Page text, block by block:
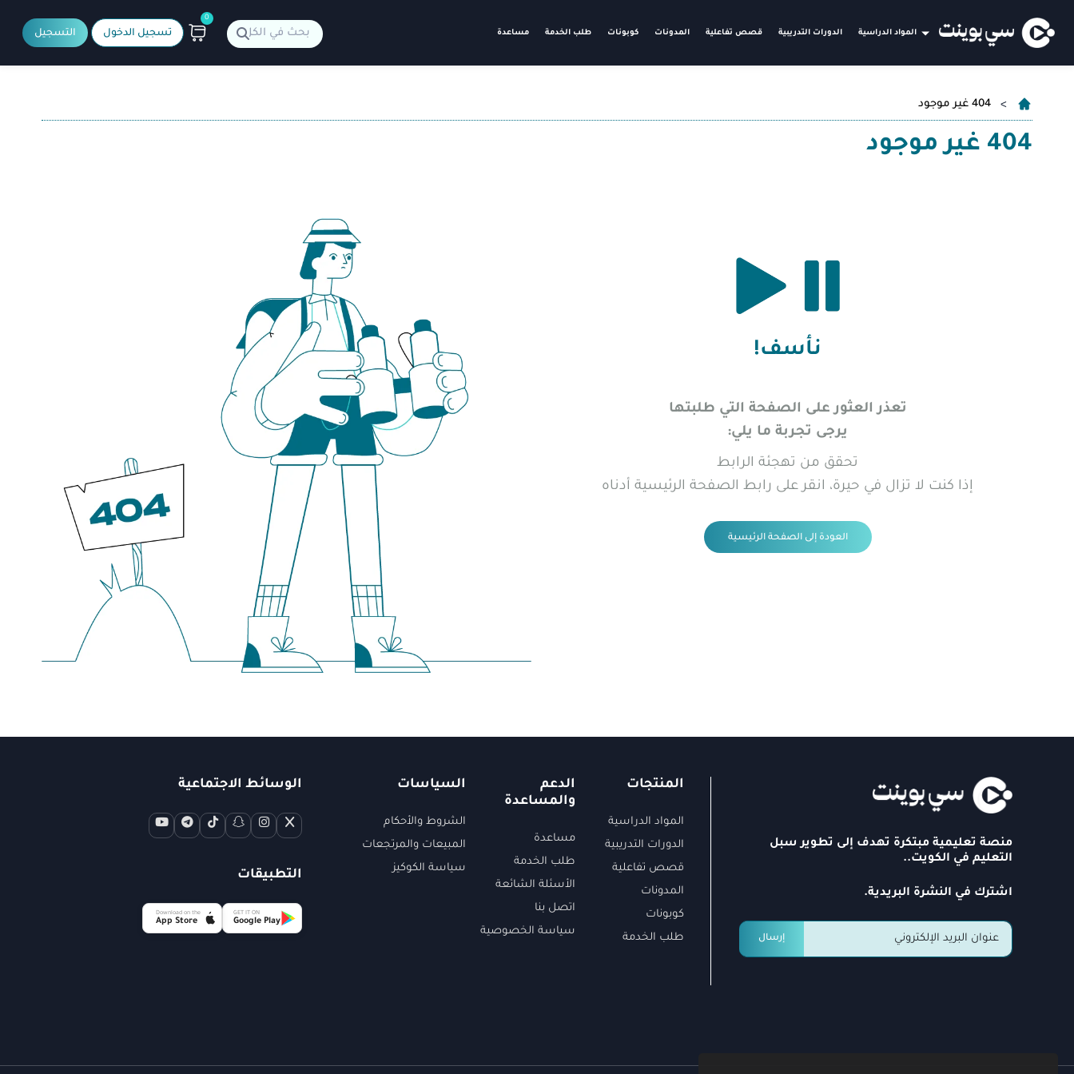
المواد الدراسية الدورات التدريبية قصص تفاعلية المدونات كوبونات طلب الخدمة مساعدة
0
تسجيل الدخول التسجيل
404 غير موجود
404 غير موجود
نأسف!
تعذر العثور على الصفحة التي طلبتها
يرجى تجربة ما يلي:
تحقق من تهجئة الرابط
إذا كنت لا تزال في حيرة، انقر على رابط الصفحة الرئيسية أدناه
العودة إلى الصفحة الرئيسية
منصة تعليمية مبتكرة تهدف إلى تطوير سبل
التعليم في الكويت..
اشترك في النشرة البريدية.
إرسال
المنتجات
المواد الدراسية
الدورات التدريبية
قصص تفاعلية
المدونات
كوبونات
طلب الخدمة
الدعم
والمساعدة
مساعدة
طلب الخدمة
الأسئلة الشائعة
اتصل بنا
سياسة الخصوصية
السياسات
الشروط والأحكام
المبيعات والمرتجعات
سياسة الكوكيز
الوسائط الاجتماعية
التطبيقات
GET IT ON
Google Play
Download on the
App Store